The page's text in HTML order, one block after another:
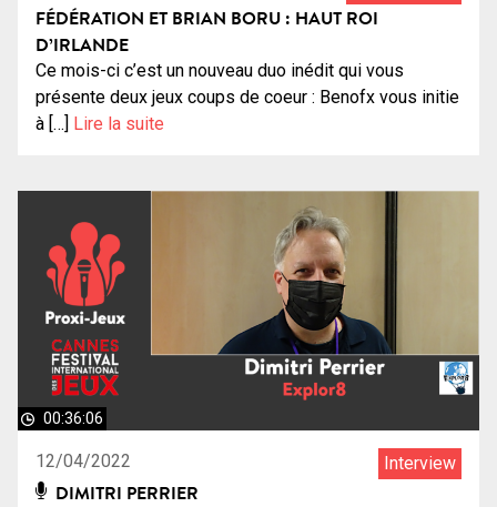
FÉDÉRATION ET BRIAN BORU : HAUT ROI
D’IRLANDE
Ce mois-ci c’est un nouveau duo inédit qui vous
présente deux jeux coups de coeur : Benofx vous initie
à […] Lire la suite
00:36:06
12/04/2022 Interview
DIMITRI PERRIER